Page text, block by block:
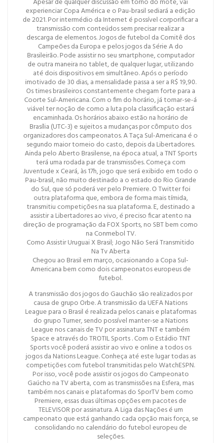
experienciar Copa América e o Pau-brasil sediará a edição
de 2021. Por intermédio da Internet é possível corporificar a
transmissão com conteúdos sem precisar realizar a
descarga de elementos. Jogos de futebol da Comitê dos
Campeões da Europa e pelos jogos da Série A do
Brasileirão. Pode assistir no seu smartphone, computador
de outra maneira no tablet, de qualquer lugar, utilizando
até dois dispositivos em simultâneo. Após o período
imotivado de 30 dias, a mensalidade passa a ser a R$ 19,90.
Os times brasileiros constantemente chegam forte para a
Coorte Sul-Americana. Com o fim do horário, já tornar-se-á
viável ter noção de como a luta pola classificação estará
encaminhada. Os horários abaixo estão na horário de
Brasília (UTC-3) e sujeitos a mudanças por cômputo dos
organizadores dos campeonatos. A Taça Sul-Americana é o
segundo maior torneio do casto, depois da Libertadores.
Ainda pelo Aberto Brasilense, na época atual, a TNT Sports
terá uma rodada par de transmissões. Começa com
Juventude x Ceará, às 17h, jogo que será exibido em todo o
Pau-brasil, não muito destinado a o estado do Rio Grande
do Sul, que só poderá ver pelo Premiere. O Twitter foi
outra plataforma que, embora de forma mais tímida,
transmitiu competições na sua plataforma. E, destinado a
assistir a Libertadores ao vivo, é preciso ficar atento na
direção de programação da FOX Sports, no SBT bem como
na Conmebol TV.
Como Assistir Uruguai X Brasil; Jogo Não Será Transmitido
Na Tv Aberta
Chegou ao Brasil em março, ocasionando a Copa Sul-
Americana bem como dois campeonatos europeus de
futebol.
A transmissão dos jogos do Gauchão são realizados por
causa de grupo Orbe. A transmissão da UEFA Nations
League para o Brasil é realizada pelos canais e plataformas
do grupo Turner, sendo possível manter-se a Nations
League nos canais de TV por assinatura TNT e também
Space e através do TROTIL Sports . Com o Estádio TNT
Sports você poderá assistir ao vivo e online a todos os
jogos da Nations League. Conheça até este lugar todas as
competições com futebol transmitidas pelo WatchESPN.
Por isso, você pode assistir os jogos do Campeonato
Gaúcho na TV aberta, com as transmissões na Esfera, mas
também nos canais e plataformas do SporTV bem como
Premiere, essas duas últimas opções em pacotes de
TELEVISOR por assinatura. A Liga das Nações é um
campeonato que está ganhando cada opção mais força, se
consolidando no calendário do futebol europeu de
seleções.